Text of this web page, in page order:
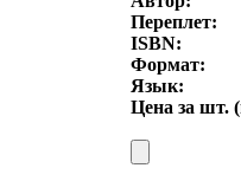
Переплет:
ISBN:
Формат:
Язык:
Цена за шт.